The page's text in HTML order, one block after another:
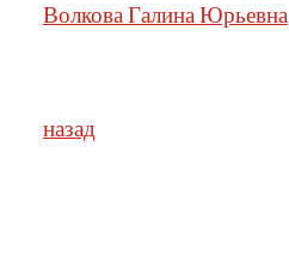
Волкова Галина Юрьевна
назад